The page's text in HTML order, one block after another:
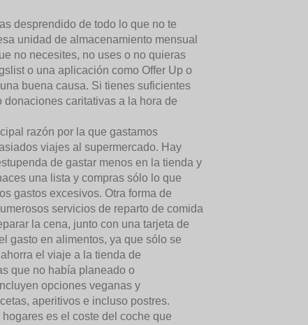
desprendido de todo lo que no te
unidad de almacenamiento mensual
no necesites, no uses o no quieras
o una aplicación como Offer Up o
buena causa. Si tienes suficientes
caritativas a la hora de
razón por la que gastamos
viajes al supermercado. Hay
de gastar menos en la tienda y
una lista y compras sólo lo que
gastos excesivos. Otra forma de
servicios de reparto de comida
la cena, junto con una tarjeta de
gasto en alimentos, ya que sólo se
el viaje a la tienda de
que no había planeado o
opciones veganas y
aperitivos e incluso postres.
es el coste del coche que